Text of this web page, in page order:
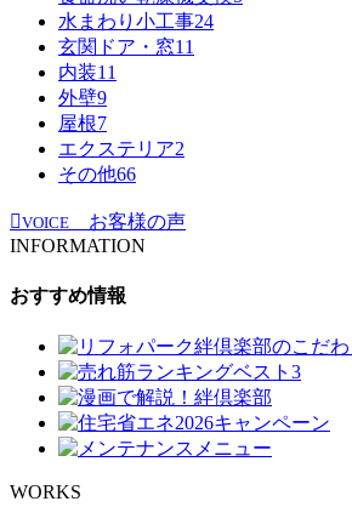
水まわり小工事24
玄関ドア・窓11
内装11
外壁9
屋根7
エクステリア2
その他66
VOICE
お客様の声
INFORMATION
おすすめ情報
WORKS